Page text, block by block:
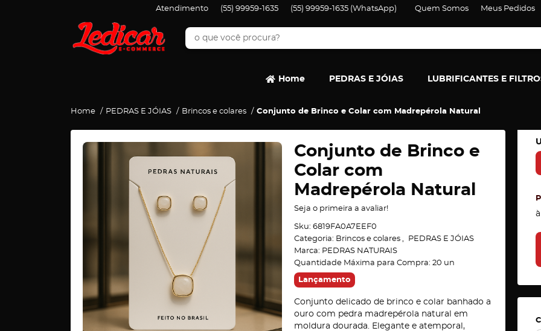
Quem Somos Meus Pedidos
Atendimento (55) 99959-1635 (55) 99959-1635 (WhatsApp)
Home PEDRAS E JÓIAS LUBRIFICANTES E
Home PEDRAS E JÓIAS Brincos e colares Conjunto de Brinco e Colar com Madrepérola Natural
Conjunto de Brinco e
Colar com
Madrepérola Natural
Seja o primeira a avaliar!
Sku: 6819FA0A7EEF0
Categoria: Brincos e colares
PEDRAS E JÓIAS
Marca: PEDRAS NATURAIS
Quantidade Máxima para Compra: 20 un
Lançamento
Conjunto delicado de brinco e colar banhado a
ouro com pedra madrepérola natural em
moldura dourada. Elegante e atemporal,